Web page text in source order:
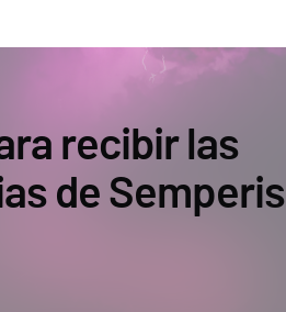
recibir las
de Semperis